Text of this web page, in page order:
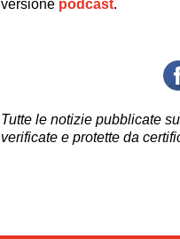
versione podcast.
Tutte le notizie pubblicate
verificate e protette da